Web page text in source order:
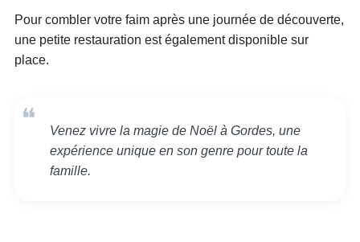
Pour combler votre faim après une journée de découverte,
une petite restauration est également disponible sur
place.
Venez vivre la magie de Noël à Gordes, une
expérience unique en son genre pour toute la
famille.